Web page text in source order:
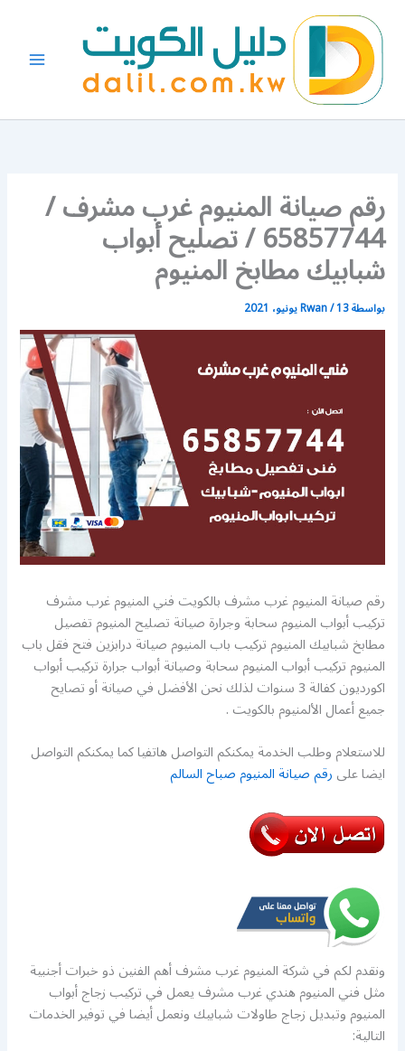
المحتوى
رقم صيانة المنيوم غرب مشرف /
65857744 / تصليح أبواب
شبابيك مطابخ المنيوم
بواسطة Rwan/13 يونيو، 2021
رقم صيانة المنيوم غرب مشرف بالكويت فني المنيوم غرب مشرف
تركيب أبواب المنيوم سحابة وجرارة صيانة تصليح المنيوم تفصيل
مطابخ شبابيك المنيوم تركيب باب المنيوم صيانة درابزين فتح فقل باب
المنيوم تركيب أبواب المنيوم سحابة وصيانة أبواب جرارة تركيب أبواب
اكورديون كفالة 3 سنوات لذلك نحن الأفضل في صيانة أو تصايح
جميع أعمال الألمنيوم بالكويت .
للاستعلام وطلب الخدمة يمكنكم التواصل هاتفيا كما يمكنكم التواصل
ايضا علىرقم صيانة المنيوم صباح السالم
ونقدم لكم في شركة المنيوم غرب مشرف أهم الفنين ذو خبرات أجنبية
مثل فني المنيوم هندي غرب مشرف يعمل في تركيب زجاج أبواب
المنيوم وتبديل زجاج طاولات شبابيك ونعمل أيضا في توفير الخدمات
التالية: